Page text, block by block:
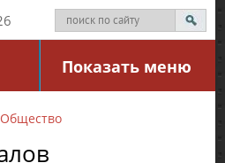
Показать меню
Общество